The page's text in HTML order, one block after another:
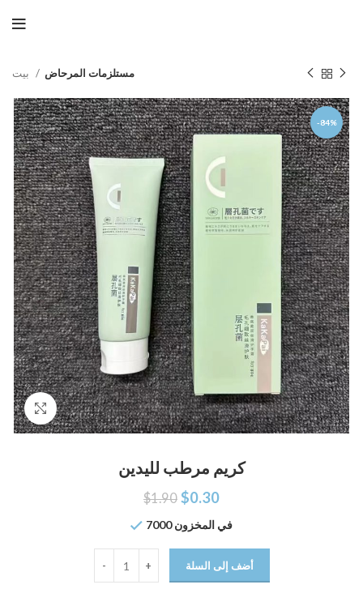
مستلزمات المرحاض
-84%
اضغط للتكبير
كريم مرطب لليدين
$1.90 $0.30
7000 في المخزون
أضف إلى السلة